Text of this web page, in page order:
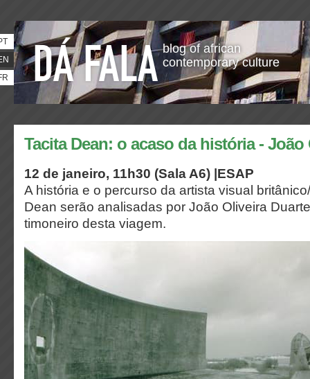
blog of african
contemporary culture
Tacita Dean: o acaso da história - João
12 de janeiro, 11h30 (Sala A6) |ESAP
A história e o percurso da artista visual
Dean serão analisadas por João Oliveira
timoneiro desta viagem.